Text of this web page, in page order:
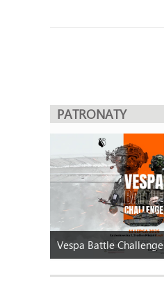
PATRONATY
Vespa Battle Challenge